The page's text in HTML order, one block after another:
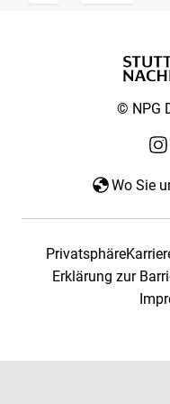
© NPG
Wo Sie
Privatsphäre
Erklärung zur